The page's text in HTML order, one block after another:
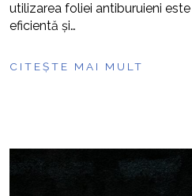
utilizarea foliei antiburuieni
eficientă și…
CITEȘTE MAI MULT